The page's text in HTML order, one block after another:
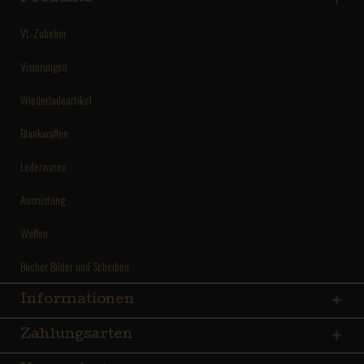
VL-Zubehör
Visierungen
Wiederladeartikel
Blankwaffen
Lederwaren
Ausrüstung
Waffen
Bücher Bilder und Scheiben
Informationen
Zahlungsarten